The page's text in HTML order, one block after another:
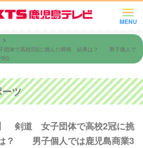
MENU
団体で高校2冠に挑んだ樟南 結果は？ 男子個人で
位
ツ
】 剣道 女子団体で高校2冠に挑
？ 男子個人では鹿児島商業3